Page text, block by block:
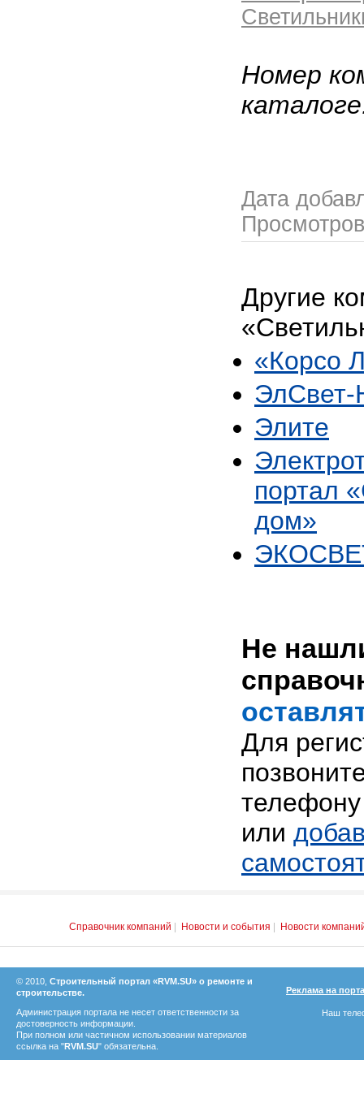
Номер
Дата
Другие
«Корсо
Элите
портал
дом»
Не
Для
или
Справочник компаний Новости и события Новости
© 2010, Строительный портал «RVM.SU» о ремонте и
строительстве.
Администрация портала не несет ответственности за
достоверность информации.
При полном или частичном использовании материалов
ссылка на "RVM.SU" обязательна.
Реклама на
Наш